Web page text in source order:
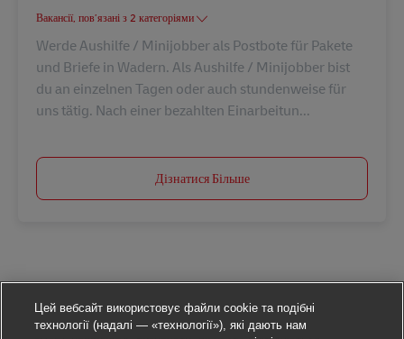
Вакансії, пов’язані з 2 категоріями
Werde Aushilfe / Minijobber als Postbote für Pakete
und Briefe in Wadern. Als Aushilfe / Minijobber bist
du an einzelnen Tagen oder auch stundenweise für
uns tätig. Nach einer bezahlten Einarbeitun...
Дізнатися Більше
Цей вебсайт використовує файли cookie та подібні
технології (надалі — «технології»), які дають нам